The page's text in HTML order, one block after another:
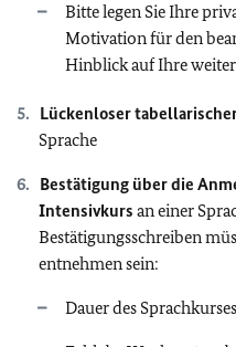
Bitte legen Sie Ihre
Motivation für den
Hinblick auf Ihre
Lückenloser
Sprache
Bestätigung über die
Intensivkurs an einer
Bestätigungsschreiben
entnehmen sein:
Dauer des Sprachkurses